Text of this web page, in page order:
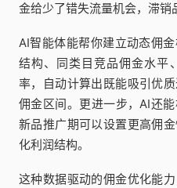
金给少了错失流量机会，滞销
AI智能体能帮你建立动态佣
结构、同类目竞品佣金水平
率，自动计算出既能吸引优
佣金区间。更进一步，AI还
新品推广期可以设置更高佣
化利润结构。
这种数据驱动的佣金优化能